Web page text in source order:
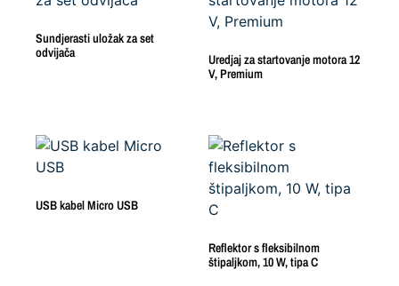
Sundjerasti uložak za set
odvijača
Uredjaj za startovanje motora 12
V, Premium
USB kabel Micro USB
Reflektor s fleksibilnom
štipaljkom, 10 W, tipa C